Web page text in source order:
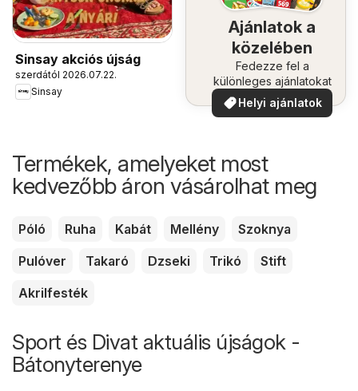
Sinsay akciós újság
szerdától 2026.07.22.
Sinsay
Ajánlatok a
közelében
Fedezze fel a
különleges ajánlatokat
Helyi ajánlatok
Termékek, amelyeket most
kedvezőbb áron vásárolhat meg
Póló Ruha Kabát Mellény
Szoknya
Pulóver
Takaró Dzseki Trikó
Stift
Akrilfesték
Sport és Divat aktuális újságok -
Bátonyterenye